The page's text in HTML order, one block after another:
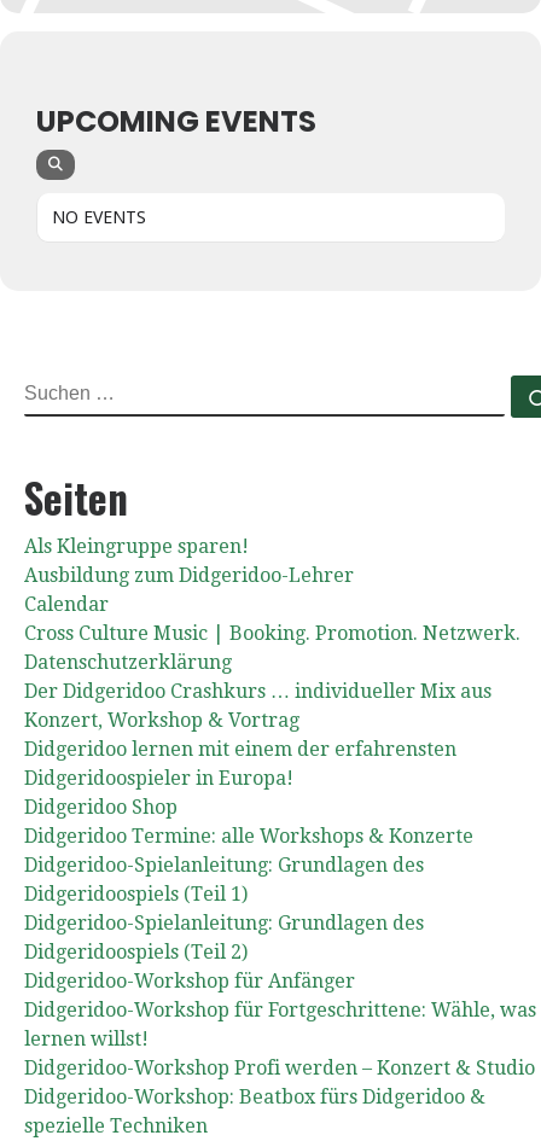
UPCOMING EVENTS
NO EVENTS
SUCHE
Seiten
Als Kleingruppe sparen!
Ausbildung zum Didgeridoo-Lehrer
Calendar
Cross Culture Music | Booking. Promotion. Netzwerk.
Datenschutzerklärung
Der Didgeridoo Crashkurs … individueller Mix aus
Konzert, Workshop & Vortrag
Didgeridoo lernen mit einem der erfahrensten
Didgeridoospieler in Europa!
Didgeridoo Shop
Didgeridoo Termine: alle Workshops & Konzerte
Didgeridoo-Spielanleitung: Grundlagen des
Didgeridoospiels (Teil 1)
Didgeridoo-Spielanleitung: Grundlagen des
Didgeridoospiels (Teil 2)
Didgeridoo-Workshop für Anfänger
Didgeridoo-Workshop für Fortgeschrittene: Wähle, was
lernen willst!
Didgeridoo-Workshop Profi werden – Konzert & Studio
Didgeridoo-Workshop: Beatbox fürs Didgeridoo &
spezielle Techniken